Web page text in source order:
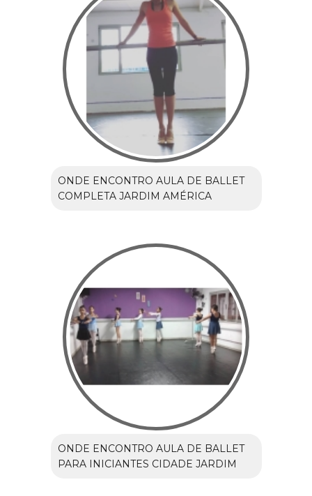
ONDE ENCONTRO AULA DE BALLET
COMPLETA JARDIM AMÉRICA
ONDE ENCONTRO AULA DE BALLET
PARA INICIANTES CIDADE JARDIM